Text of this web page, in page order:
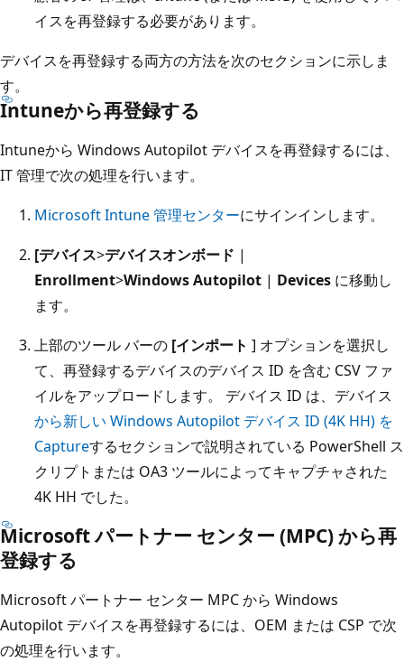
イスを再登録する必要があります。
デバイスを再登録する両方の方法を次のセクションに示しま
す。
Intuneから再登録する
Intuneから Windows Autopilot デバイスを再登録するには、
IT 管理で次の処理を行います。
Microsoft Intune 管理センターにサインインします。
[デバイス>デバイスオンボード |
Enrollment>Windows Autopilot | Devices に移動し
ます。
上部のツール バーの [インポート ] オプションを選択し
て、再登録するデバイスのデバイス ID を含む CSV ファ
イルをアップロードします。 デバイス ID は、デバイス
から新しい Windows Autopilot デバイス ID (4K HH) を
Captureするセクションで説明されている PowerShell ス
クリプトまたは OA3 ツールによってキャプチャされた
4K HH でした。
Microsoft パートナー センター (MPC) から再
登録する
Microsoft パートナー センター MPC から Windows
Autopilot デバイスを再登録するには、OEM または CSP で次
の処理を行います。